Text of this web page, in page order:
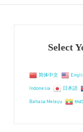
Select
简体中文
Indonesia 日本語
Bahasa Melayu ဗမ